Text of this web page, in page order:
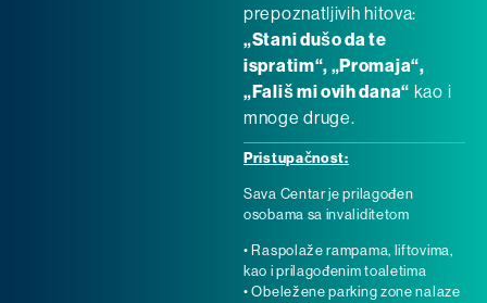
prepoznatljivih hitova:
„Stani dušo da te
ispratim“, „Promaja“,
„Fališ mi ovih dana“ kao i
mnoge druge.
Pristupačnost:
Sava Centar je prilagođen
osobama sa invaliditetom
• Raspolaže rampama, liftovima,
kao i prilagođenim toaletima
• Obeležene parking zone nalaze